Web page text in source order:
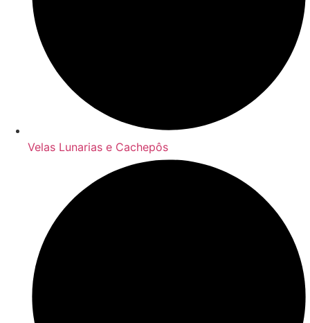
Velas Lunarias e Cachepôs